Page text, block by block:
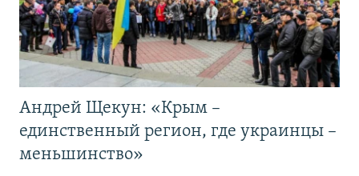
Андрей Щекун: «Крым –
единственный регион, где украинцы –
меньшинство»